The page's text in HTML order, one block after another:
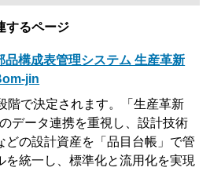
するページ
品構成表管理システム 生産革新
jin
階で決定されます。「生産革新
データ連携を重視し、設計技術
どの設計資産を「品目台帳」で管
を統一し、標準化と流用化を実現